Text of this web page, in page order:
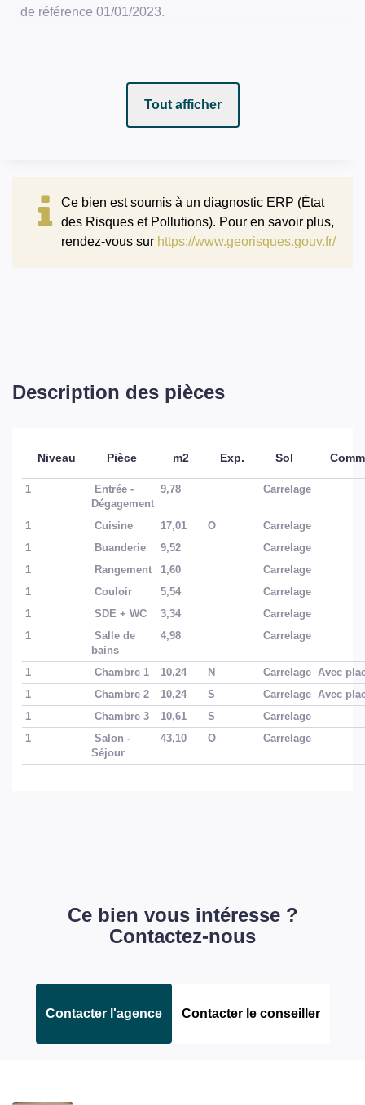
de référence 01/01/2023.
Tout afficher
Ce bien est soumis à un diagnostic ERP (État
des Risques et Pollutions). Pour en savoir plus,
rendez-vous sur https://www.georisques.gouv.fr/
Description des pièces
Niveau Pièce m2 Exp. Sol
1
Entrée -
Dégagement
9,78 Carrelage
1 Cuisine 17,01 O
Carrelage
1
Buanderie 9,52
Carrelage
1
Rangement 1,60
Carrelage
1
Couloir 5,54
Carrelage
1
SDE + WC 3,34
Carrelage
1
Salle de
bains
4,98 Carrelage
1 Chambre 1 10,24 N Carrelage Avec
1
Chambre 2 10,24 S Carrelage Avec
1
Chambre 3 10,61 S
Carrelage
1
Salon -
Séjour
43,10 O Carrelage
Ce bien vous intéresse ?
Contactez-nous
Contacter l'agence Contacter le conseiller